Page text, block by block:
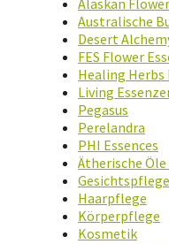
Australische
Desert
FES Flower
Healing
Living
Pegasus
Perelandra
PHI Essences
Ätherische
Gesichtspflege
Haarpflege
Körperpflege
Kosmetik